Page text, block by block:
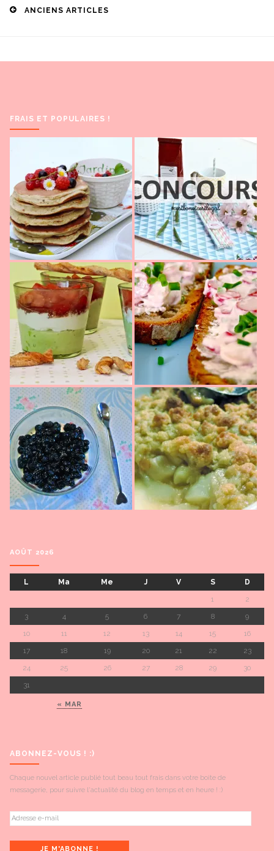
Posts
ANCIENS ARTICLES
FRAIS ET POPULAIRES !
AOÛT 2026
L Ma Me J V S D
« MAR
1
2
3
4 5 6 7 8
9
10
11 12 13 14 15
16
17
18 19 20 21 22
23
24
25 26 27 28 29
30
31
ABONNEZ-VOUS ! :)
Chaque nouvel article publié tout beau tout frais dans votre boite de
messagerie, pour suivre l'actualité du blog en temps et en heure ! :)
Adresse
mail